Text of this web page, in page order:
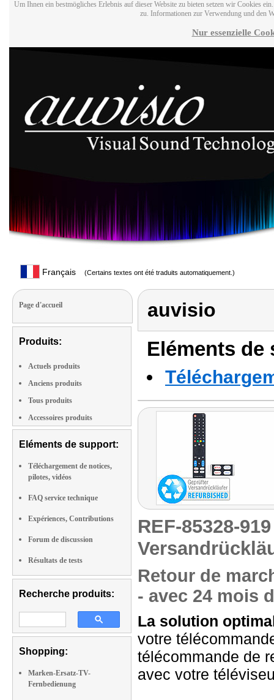
Um Ihnen ein bestmögliches Erlebnis auf dieser Website zu bieten setzen wir Cookies
zu. Informationen zur Verwendung und den
Nur essenzielle
Français (Certains textes ont été traduits automatiquement.)
Page d'accueil
Produits:
Actuels produits
Anciens produits
Tous produits
Accessoires produits
Eléments de support:
Téléchargement de notices,
pilotes, vidéos
FAQ service technique
Expériences, Contributions
Forum de discussion
Résultats de tests
Recherche produits:
Shopping:
Marken-Ersatz-TV-
Fernbedienung
auvisio
Eléments
REF-85328-
Retour de
- avec 24 mois
La solution
votre
télécommande de
avec votre